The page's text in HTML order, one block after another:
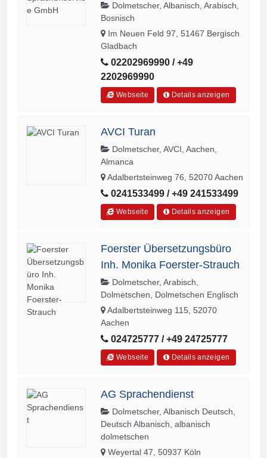
Dolmetscher, Albanisch, Arabisch,
Bosnisch
Im Neuen Feld 97, 51467 Bergisch
Gladbach
02202969990 / +49
2202969990
Webseite Details anzeigen
AVCI Turan
Dolmetscher, AVCI, Aachen,
Almanca
Adalbertsteinweg 76, 52070 Aachen
0241533499 / +49 241533499
Webseite Details anzeigen
Foerster Übersetzungsbüro
Inh. Monika Foerster-Strauch
Dolmetscher, Arabisch,
Dolmetschen, Dolmetschen Englisch
Adalbertsteinweg 115, 52070
Aachen
024725777 / +49 24725777
Webseite Details anzeigen
AG Sprachendienst
Dolmetscher, Albanisch Deutsch,
Deutsch Albanisch, albanisch
dolmetschen
Weyertal 47, 50937 Köln